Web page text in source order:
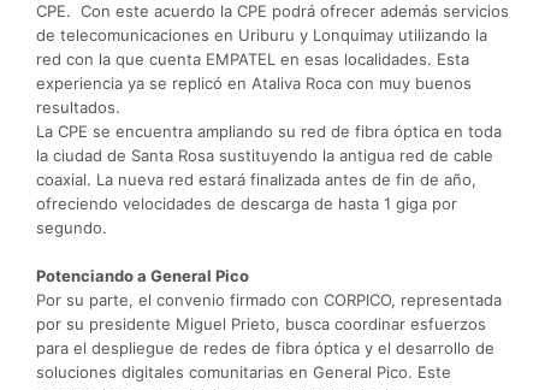
CPE. Con este acuerdo la CPE podrá ofrecer además servicios
de telecomunicaciones en Uriburu y Lonquimay utilizando la
red con la que cuenta EMPATEL en esas localidades. Esta
experiencia ya se replicó en Ataliva Roca con muy buenos
resultados.
La CPE se encuentra ampliando su red de fibra óptica en toda
la ciudad de Santa Rosa sustituyendo la antigua red de cable
coaxial. La nueva red estará finalizada antes de fin de año,
ofreciendo velocidades de descarga de hasta 1 giga por
segundo.
Potenciando a General Pico
Por su parte, el convenio firmado con CORPICO, representada
por su presidente Miguel Prieto, busca coordinar esfuerzos
para el despliegue de redes de fibra óptica y el desarrollo de
soluciones digitales comunitarias en General Pico. Este